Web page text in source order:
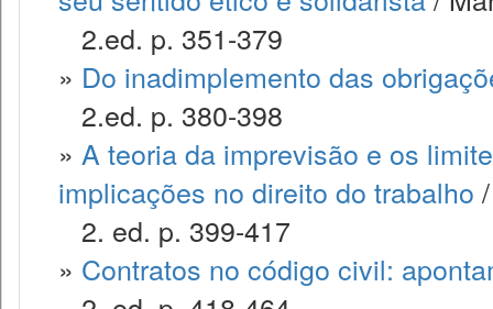
2.ed. p. 351-379
» Do inadimplemento das
2.ed. p. 380-398
» A teoria da imprevisão e os
implicações no direito do trabalho
2. ed. p. 399-417
» Contratos no código civil: